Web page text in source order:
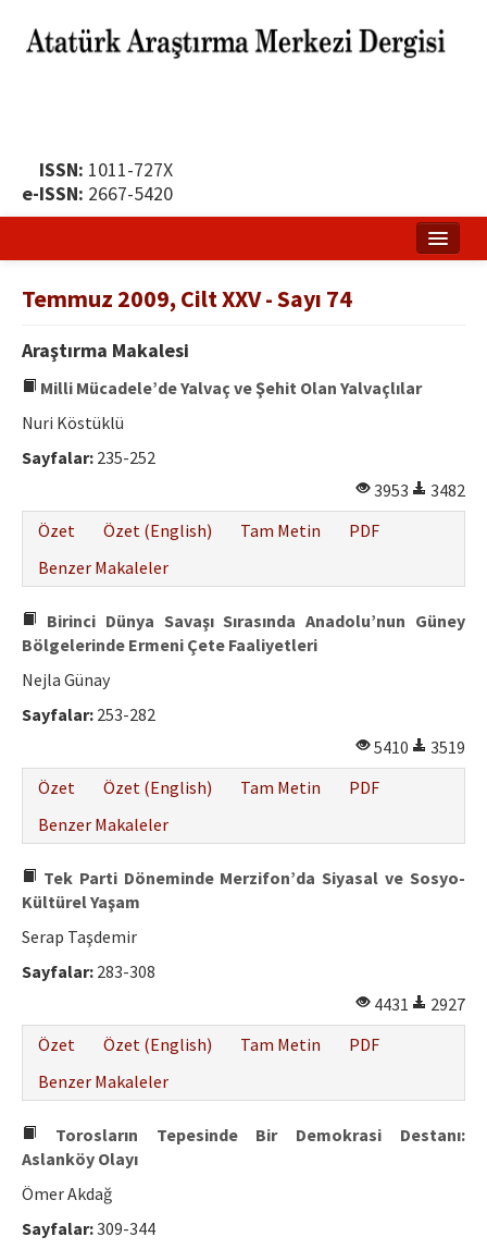
ISSN: 1011-727X
e-ISSN: 2667-5420
Yayın Politikası
Yayın İlkeleri
Yazar Rehberi
Hakem Rehberi
İletişim
Temmuz 2009, Cilt XXV - Sayı 74
Araştırma Makalesi
Milli Mücadele’de Yalvaç ve Şehit Olan Yalvaçlılar
Nuri Köstüklü
Sayfalar: 235-252
3953
3482
Özet
Özet (English) Tam Metin
PDF
Benzer Makaleler
Birinci Dünya Savaşı Sırasında Anadolu’nun Güney
Bölgelerinde Ermeni Çete Faaliyetleri
Nejla Günay
Sayfalar: 253-282
5410
3519
Özet
Özet (English) Tam Metin
PDF
Benzer Makaleler
Tek Parti Döneminde Merzifon’da Siyasal ve Sosyo-
Kültürel Yaşam
Serap Taşdemir
Sayfalar: 283-308
4431
2927
Özet
Özet (English) Tam Metin
PDF
Benzer Makaleler
Torosların Tepesinde Bir Demokrasi Destanı:
Aslanköy Olayı
Ömer Akdağ
Sayfalar:309-344